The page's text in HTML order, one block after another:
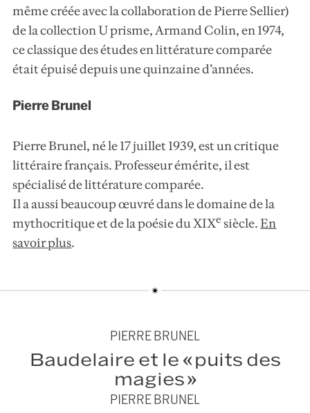
même créée avec la collaboration de Pierre Sellier)
de la collection U prisme, Armand Colin, en 1974,
ce classique des études en littérature comparée
était épuisé depuis une quinzaine d’années.
Pierre Brunel
Pierre Brunel, né le 17 juillet 1939, est un critique
littéraire français. Professeur émérite, il est
spécialisé de littérature comparée.
Il a aussi beaucoup œuvré dans le domaine de la
mythocritique et de la poésie du XIXe siècle.En
savoir plus.
PIERRE BRUNEL
Baudelaire et le « puits des
magies »
PIERRE BRUNEL